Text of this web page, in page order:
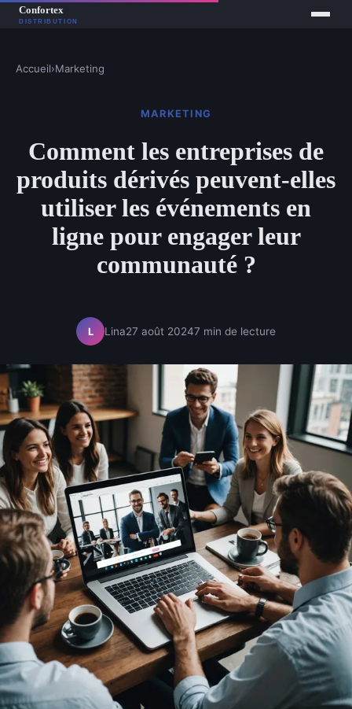
Accueil›Marketing
MARKETING
Comment les entreprises de
produits dérivés peuvent-elles
utiliser les événements en
ligne pour engager leur
communauté ?
L Lina27 août 20247 min de lecture